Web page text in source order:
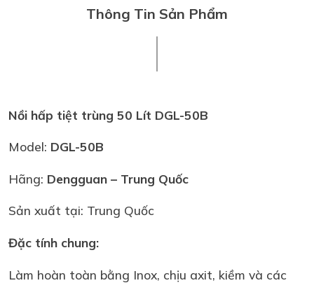
Thông Tin Sản Phẩm
Nồi hấp tiệt trùng 50 Lít DGL-50B
Model: DGL-50B
Hãng: Dengguan – Trung Quốc
Sản xuất tại: Trung Quốc
Đặc tính chung:
Làm hoàn toàn bằng Inox, chịu axit, kiềm và các